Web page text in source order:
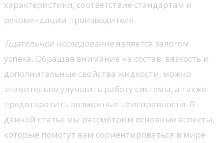
характеристики, соответствие стандартам и
рекомендации производителя.
Тщательное исследование является залогом
успеха. Обращая внимание на состав, вязкость и
дополнительные свойства жидкости, можно
значительно улучшить работу системы, а также
предотвратить возможные неисправности. В
данной статье мы рассмотрим основные аспекты,
которые помогут вам сориентироваться в мире